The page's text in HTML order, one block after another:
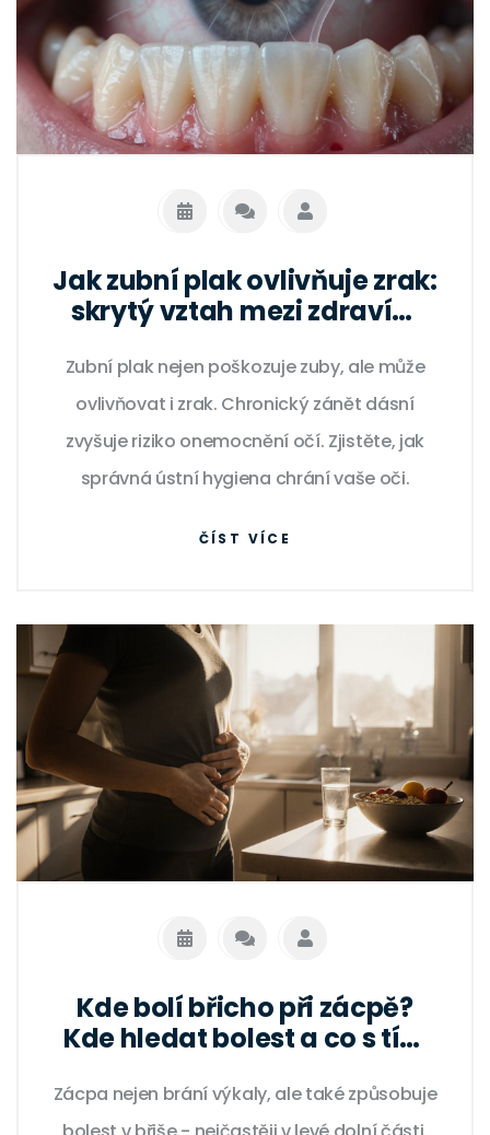
Jak zubní plak ovlivňuje zrak:
skrytý vztah mezi zdravím
Zubní plak nejen poškozuje zuby, ale může
ovlivňovat i zrak. Chronický zánět dásní
zvyšuje riziko onemocnění očí. Zjistěte, jak
správná ústní hygiena chrání vaše oči.
ČÍST VÍCE
Kde bolí břicho při zácpě?
Kde hledat bolest a co s tím
Zácpa nejen brání výkaly, ale také způsobuje